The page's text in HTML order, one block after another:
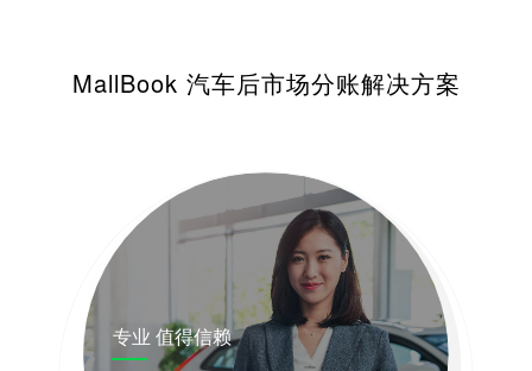
MallBook 汽车后市场分账解决方案
专业 值得信赖